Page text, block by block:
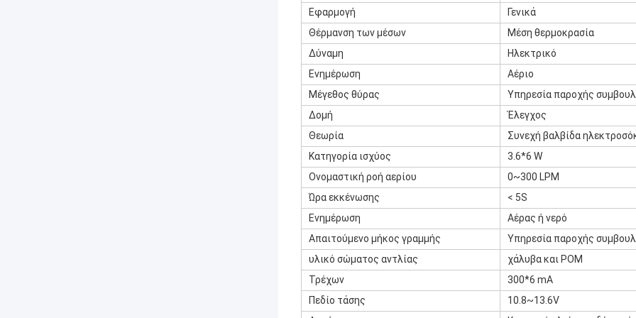
Εφαρμογή
Γενικά
Θέρμανση των μέσων
Μέση θερμοκρασία
Δύναμη
Ηλεκτρικό
Ενημέρωση
Αέριο
Μέγεθος θύρας
Υπηρεσία παροχής
Δομή
Έλεγχος
Θεωρία
Συνεχή βαλβίδα
Κατηγορία ισχύος
3.6*6 W
Ονομαστική ροή αερίου
0~300 LPM
Ώρα εκκένωσης
< 5S
Ενημέρωση
Αέρας ή νερό
Απαιτούμενο μήκος γραμμής
Υπηρεσία παροχής
υλικό σώματος αντλίας
χάλυβα και POM
Τρέχων
300*6 mA
Πεδίο τάσης
10.8~13.6V